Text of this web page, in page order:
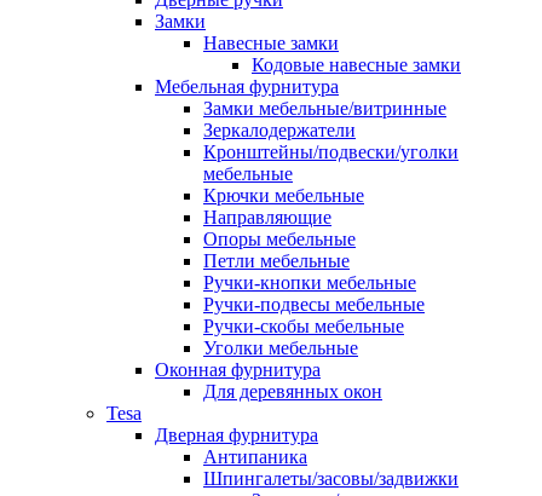
Замки
Навесные замки
Кодовые навесные замки
Мебельная фурнитура
Замки мебельные/витринные
Зеркалодержатели
Кронштейны/подвески/уголки
мебельные
Крючки мебельные
Направляющие
Опоры мебельные
Петли мебельные
Ручки-кнопки мебельные
Ручки-подвесы мебельные
Ручки-скобы мебельные
Уголки мебельные
Оконная фурнитура
Для деревянных окон
Tesa
Дверная фурнитура
Антипаника
Шпингалеты/засовы/задвижки